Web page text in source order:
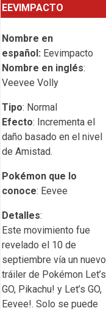
EEVIMPACTO
Nombre en
español: Eevimpacto
Nombre en inglés:
Veevee Volly
Tipo: Normal
Efecto: Incrementa el
daño basado en el nivel
de Amistad.
Pokémon que lo
conoce: Eevee
Detalles:
Este movimiento fue
revelado el 10 de
septiembre vía un nuevo
tráiler de Pokémon Let’s
GO, Pikachu! y Let’s GO,
Eevee!. Solo se puede